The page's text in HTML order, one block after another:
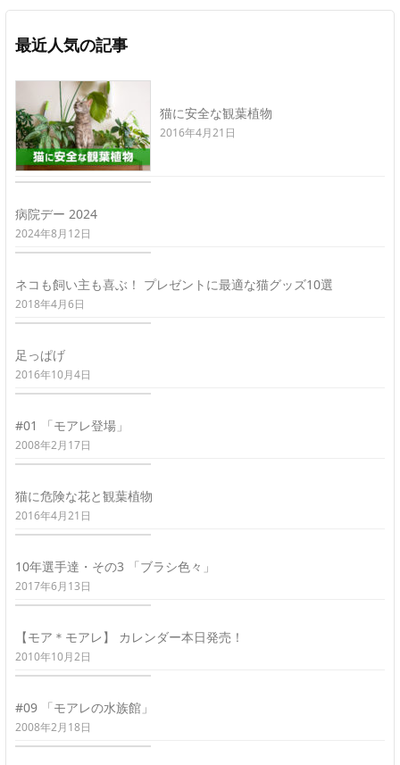
最近人気の記事
猫に安全な観葉植物
2016年4月21日
病院デー 2024
2024年8月12日
ネコも飼い主も喜ぶ！ プレゼントに最適な猫グッズ10選
2018年4月6日
足っぱげ
2016年10月4日
#01 「モアレ登場」
2008年2月17日
猫に危険な花と観葉植物
2016年4月21日
10年選手達・その3 「ブラシ色々」
2017年6月13日
【モア＊モアレ】 カレンダー本日発売！
2010年10月2日
#09 「モアレの水族館」
2008年2月18日